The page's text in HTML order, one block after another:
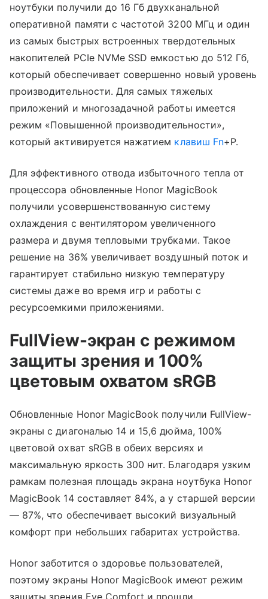
ноутбуки получили до 16 Гб двухканальной
оперативной памяти с частотой 3200 МГц и один
из самых быстрых встроенных твердотельных
накопителей PCIe NVMe SSD емкостью до 512 Гб,
который обеспечивает совершенно новый уровень
производительности. Для самых тяжелых
приложений и многозадачной работы имеется
режим «Повышенной производительности»,
который активируется нажатием клавиш Fn+P.
Для эффективного отвода избыточного тепла от
процессора обновленные Honor MagicBook
получили усовершенствованную систему
охлаждения с вентилятором увеличенного
размера и двумя тепловыми трубками. Такое
решение на 36% увеличивает воздушный поток и
гарантирует стабильно низкую температуру
системы даже во время игр и работы с
ресурсоемкими приложениями.
FullView-экран с режимом
защиты зрения и 100%
цветовым охватом sRGB
Обновленные Honor MagicBook получили FullView-
экраны с диагональю 14 и 15,6 дюйма, 100%
цветовой охват sRGB в обеих версиях и
максимальную яркость 300 нит. Благодаря узким
рамкам полезная площадь экрана ноутбука Honor
MagicBook 14 составляет 84%, а у старшей версии
— 87%, что обеспечивает высокий визуальный
комфорт при небольших габаритах устройства.
Honor заботится о здоровье пользователей,
поэтому экраны Honor MagicBook имеют режим
защиты зрения Eye Comfort и прошли